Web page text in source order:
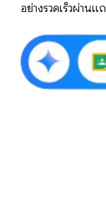
อย่างรวดเร็วผ่าน